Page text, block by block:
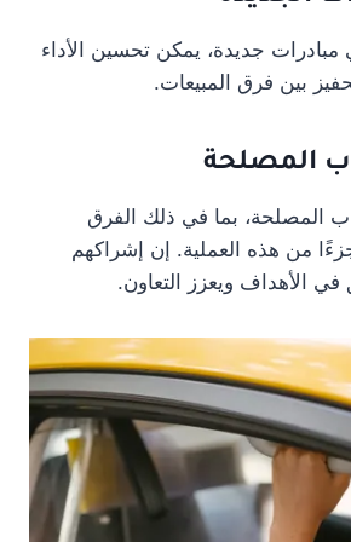
مبادرات جديدة، يمكن تحسين الأداء
بين فرق المبيعات.
المصلحة
المصلحة، بما في ذلك الفرق
جزءًا من هذه العملية. إن إشراكهم
الأهداف ويعزز التعاون.